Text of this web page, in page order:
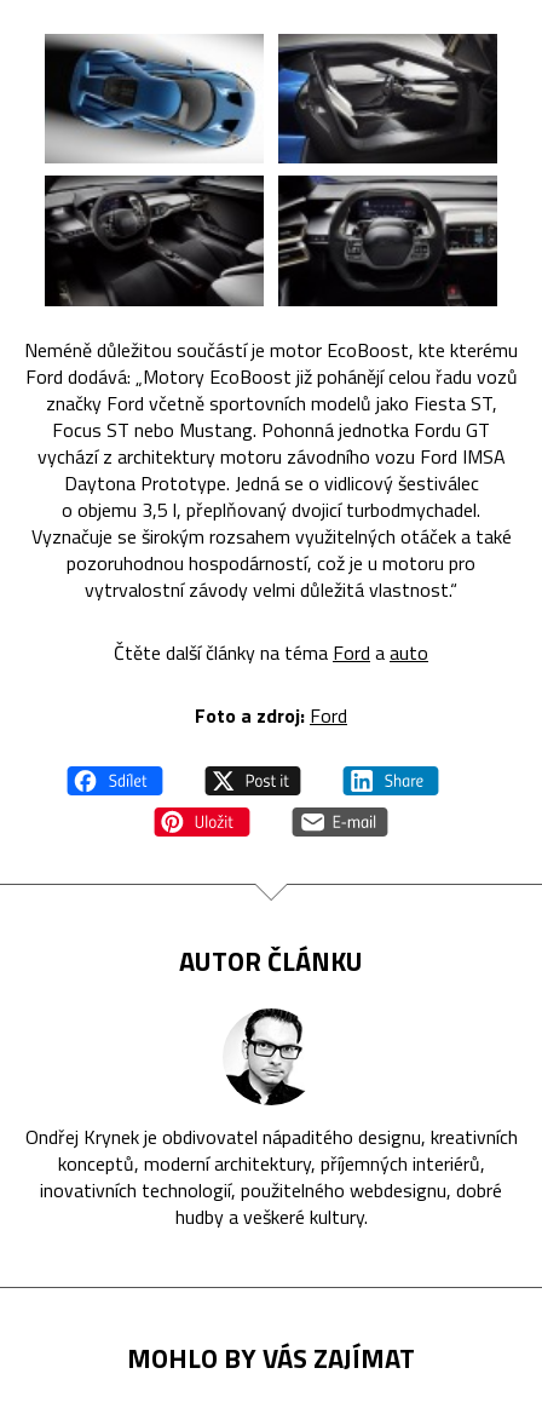
Neméně důležitou součástí je motor EcoBoost, kte kterému
Ford dodává: „Motory EcoBoost již pohánějí celou řadu vozů
značky Ford včetně sportovních modelů jako Fiesta ST,
Focus ST nebo Mustang. Pohonná jednotka Fordu GT
vychází z architektury motoru závodního vozu Ford IMSA
Daytona Prototype. Jedná se o vidlicový šestiválec
o objemu 3,5 l, přeplňovaný dvojicí turbodmychadel.
Vyznačuje se širokým rozsahem využitelných otáček a také
pozoruhodnou hospodárností, což je u motoru pro
vytrvalostní závody velmi důležitá vlastnost.“
Čtěte další články na téma Ford aauto
Foto a zdroj: Ford
AUTOR ČLÁNKU
Ondřej Krynek je obdivovatel nápaditého designu, kreativních
konceptů, moderní architektury, příjemných interiérů,
inovativních technologií, použitelného webdesignu, dobré
hudby a veškeré kultury.
MOHLO BY VÁS ZAJÍMAT